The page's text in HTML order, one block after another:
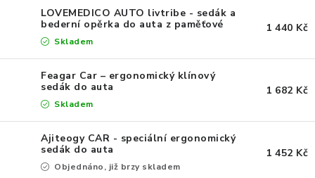
DRŽÁKY NA TABLET - MOBIL
BEDERNÍ A KRČNÍ OPĚRKY
PODLOŽKY POD MYŠ A ZÁPĚSTÍ
LOVEMEDICO AUTO livtribe - sedák a
bederní opěrka do auta z paměťové
pěnySkladem
1 440 Kč
Feagar Car – ergonomický klínový
sedák do auta
Skladem
1 682 Kč
Ajiteogy CAR - speciální ergonomický
sedák do auta
Objednáno, již brzy skladem
1 452 Kč